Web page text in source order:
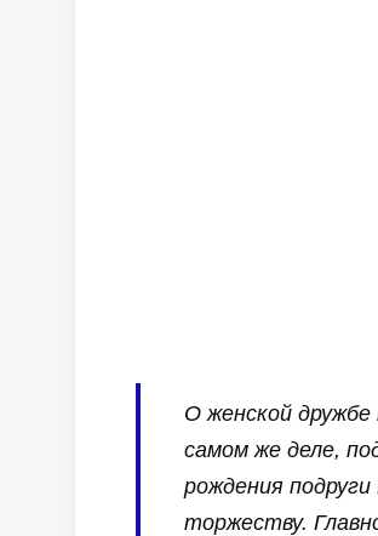
О женской
самом же деле,
рождения
торжеству.